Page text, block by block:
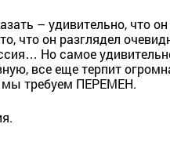
– удивительно, что
что он разглядел
Но самое
все еще терпит
мы требуем ПЕРЕМЕН.